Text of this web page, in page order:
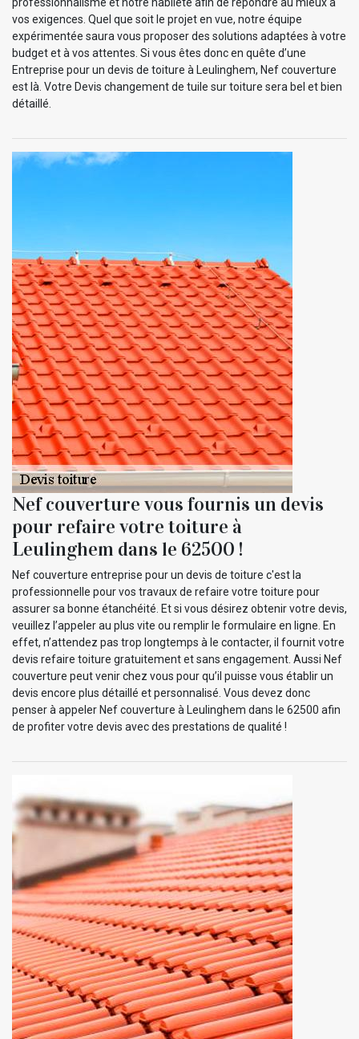
vos exigences. Quel que soit le projet en vue, notre équipe
expérimentée saura vous proposer des solutions adaptées à votre
budget et à vos attentes. Si vous êtes donc en quête d’une
Entreprise pour un devis de toiture à Leulinghem, Nef couverture
est là. Votre Devis changement de tuile sur toiture sera bel et bien
détaillé.
Nef couverture vous fournis un devis
pour refaire votre toiture à
Leulinghem dans le 62500 !
Nef couverture entreprise pour un devis de toiture c'est la
professionnelle pour vos travaux de refaire votre toiture pour
assurer sa bonne étanchéité. Et si vous désirez obtenir votre devis,
veuillez l’appeler au plus vite ou remplir le formulaire en ligne. En
effet, n’attendez pas trop longtemps à le contacter, il fournit votre
devis refaire toiture gratuitement et sans engagement. Aussi Nef
couverture peut venir chez vous pour qu’il puisse vous établir un
devis encore plus détaillé et personnalisé. Vous devez donc
penser à appeler Nef couverture à Leulinghem dans le 62500 afin
de profiter votre devis avec des prestations de qualité !